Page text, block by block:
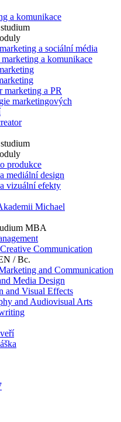
a komunikace
a sociální média
a komunikace
marketing a PR
marketingových
produkce
mediální design
vizuální efekty
Michael
MBA
Communication
/ Bc.
and Communication
Media Design
and Visual Effects
and Audiovisual Arts